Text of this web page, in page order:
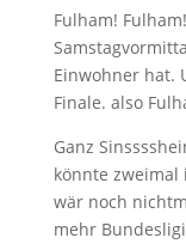
Fulham!
Einwohner hat.
Finale. also
Ganz
könnte
wär noch
mehr